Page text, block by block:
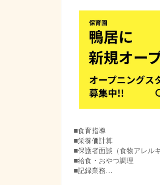
■食育指導
■栄養価計算
■保護者面談（食物アレルギ
■給食・おやつ調理
■記録業務